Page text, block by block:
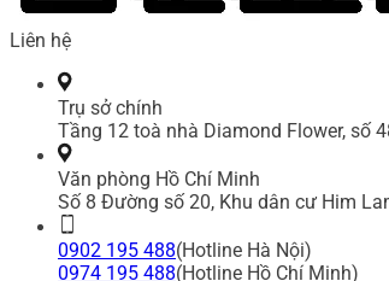
Liên hệ
Trụ sở chính
Tầng 12 toà nhà Diamond Flower, số
Văn phòng Hồ Chí Minh
Số 8 Đường số 20, Khu dân cư Him
0902 195 488(Hotline Hà Nội)
0974 195 488(Hotline Hồ Chí Minh)